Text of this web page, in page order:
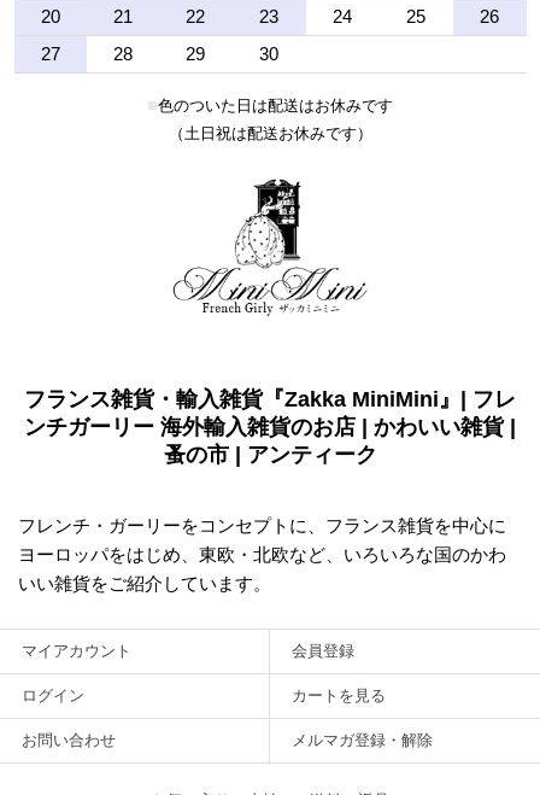
20
21 22 23 24 25
26
27
28 29 30
■色のついた日は配送はお休みです
（土日祝は配送お休みです）
フランス雑貨・輸入雑貨『Zakka MiniMini』| フレ
ンチガーリー 海外輸入雑貨のお店 | かわいい雑貨 |
蚤の市 | アンティーク
フレンチ・ガーリーをコンセプトに、フランス雑貨を中心に
ヨーロッパをはじめ、東欧・北欧など、いろいろな国のかわ
いい雑貨をご紹介しています。
マイアカウント 会員登録
ログイン カートを見る
お問い合わせ メルマガ登録・解除